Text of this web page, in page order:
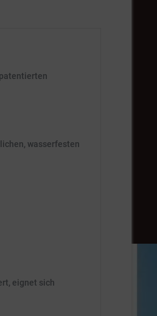
wasserfesten
eignet sich